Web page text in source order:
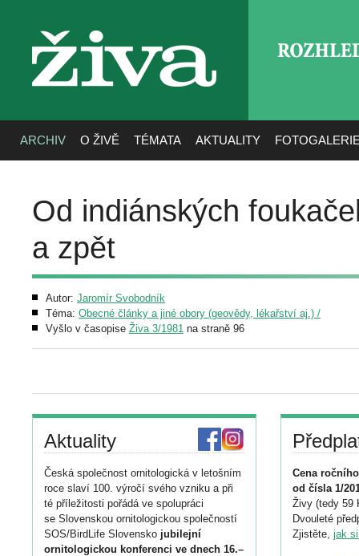
živa
ARCHIV O ŽIVĚ TÉMATA AKTUALITY
Od indiánských
a zpět
Autor: Jaromír Svobodník
Téma: Obecné články a jiné obory (geovědy, lékařství aj.) /
Vyšlo v časopise Živa 3/1981 na straně 96
Aktuality
Česká společnost ornitologická v letošním
roce slaví 100. výročí svého vzniku a při
té příležitosti pořádá ve spolupráci
se Slovenskou ornitologickou společností
SOS/BirdLife Slovensko jubilejní
ornitologickou konferenci ve dnech 16.–
Cena
od čísla 1/
Živy (tedy 59
Dvouleté
Zjistěte, jak